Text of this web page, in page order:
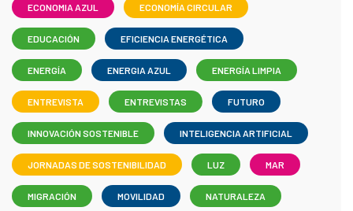
ECONOMIA AZUL ECONOMÍA CIRCULAR
EDUCACIÓN EFICIENCIA ENERGÉTICA
ENERGÍA ENERGIA AZUL ENERGÍA LIMPIA
ENTREVISTA ENTREVISTAS FUTURO
INNOVACIÓN SOSTENIBLE INTELIGENCIA ARTIFICIAL
JORNADAS DE SOSTENIBILIDAD LUZ MAR
MIGRACIÓN MOVILIDAD NATURALEZA